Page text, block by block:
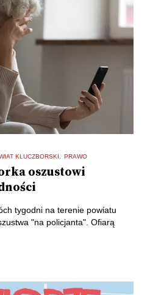
KLUCZBORSKI PRAWO
oszustowi
tygodni na terenie powiatu
"na policjanta". Ofiarą